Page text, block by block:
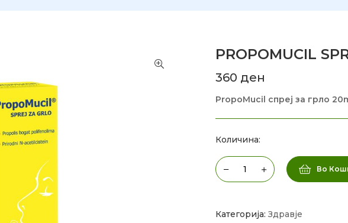
PROPOMUCIL
360 ден
PropoMucil спреј за грло
Количина:
Во
Категорија: Здравје